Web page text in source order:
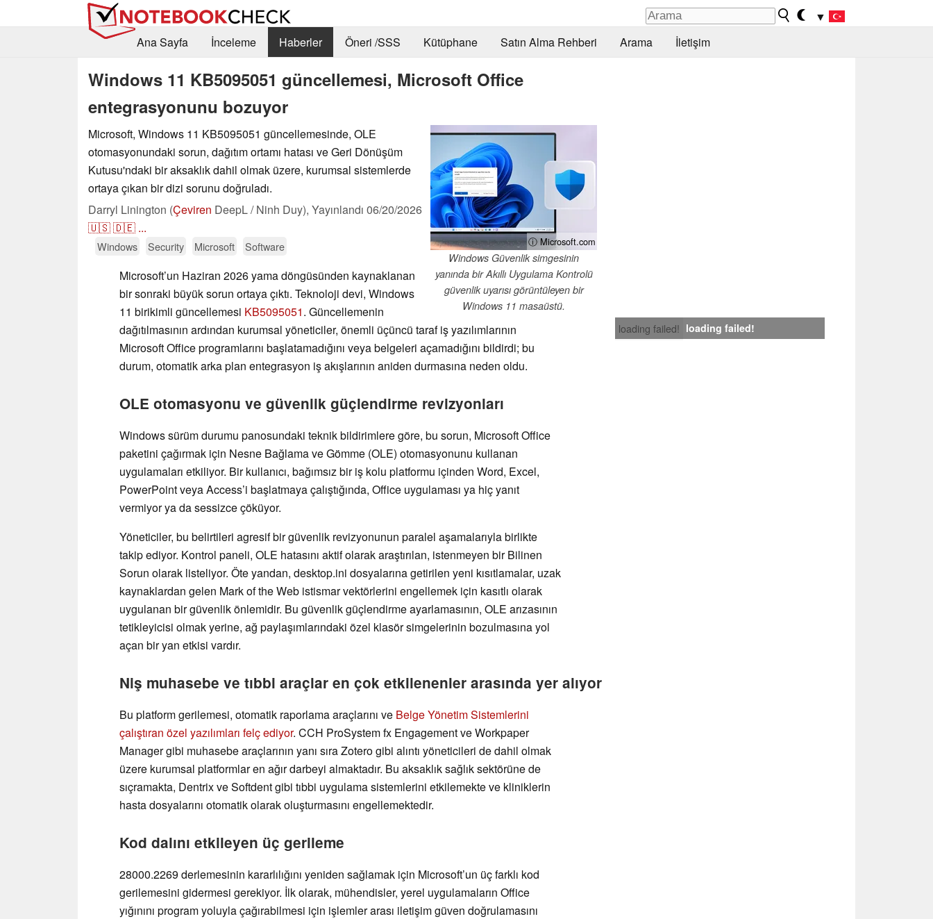
▼
Ana Sayfa
İnceleme Haberler Öneri /SSS Kütüphane Satın Alma Rehberi Arama İletişim
Windows 11 KB5095051 güncellemesi, Microsoft Office
entegrasyonunu bozuyor
ⓘ Microsoft.com
Windows Güvenlik simgesinin
yanında bir Akıllı Uygulama Kontrolü
güvenlik uyarısı görüntüleyen bir
Windows 11 masaüstü.
Microsoft, Windows 11 KB5095051 güncellemesinde, OLE
otomasyonundaki sorun, dağıtım ortamı hatası ve Geri Dönüşüm
Kutusu'ndaki bir aksaklık dahil olmak üzere, kurumsal sistemlerde
ortaya çıkan bir dizi sorunu doğruladı.
Darryl Linington (Çeviren DeepL / Ninh Duy), Yayınlandı 06/20/2026
🇺🇸🇩🇪 ...
Windows Security Microsoft Software
loading failed! loading failed!
Microsoft’un Haziran 2026 yama döngüsünden kaynaklanan
bir sonraki büyük sorun ortaya çıktı. Teknoloji devi, Windows
11 birikimli güncellemesi KB5095051. Güncellemenin
dağıtılmasının ardından kurumsal yöneticiler, önemli üçüncü taraf iş yazılımlarının
Microsoft Office programlarını başlatamadığını veya belgeleri açamadığını bildirdi; bu
durum, otomatik arka plan entegrasyon iş akışlarının aniden durmasına neden oldu.
OLE otomasyonu ve güvenlik güçlendirme revizyonları
Windows sürüm durumu panosundaki teknik bildirimlere göre, bu sorun, Microsoft Office
paketini çağırmak için Nesne Bağlama ve Gömme (OLE) otomasyonunu kullanan
uygulamaları etkiliyor. Bir kullanıcı, bağımsız bir iş kolu platformu içinden Word, Excel,
PowerPoint veya Access’i başlatmaya çalıştığında, Office uygulaması ya hiç yanıt
vermiyor ya da sessizce çöküyor.
Yöneticiler, bu belirtileri agresif bir güvenlik revizyonunun paralel aşamalarıyla birlikte
takip ediyor. Kontrol paneli, OLE hatasını aktif olarak araştırılan, istenmeyen bir Bilinen
Sorun olarak listeliyor. Öte yandan, desktop.ini dosyalarına getirilen yeni kısıtlamalar, uzak
kaynaklardan gelen Mark of the Web istismar vektörlerini engellemek için kasıtlı olarak
uygulanan bir güvenlik önlemidir. Bu güvenlik güçlendirme ayarlamasının, OLE arızasının
tetikleyicisi olmak yerine, ağ paylaşımlarındaki özel klasör simgelerinin bozulmasına yol
açan bir yan etkisi vardır.
Niş muhasebe ve tıbbi araçlar en çok etkilenenler arasında yer alıyor
Bu platform gerilemesi, otomatik raporlama araçlarını ve Belge Yönetim Sistemlerini
çalıştıran özel yazılımları felç ediyor. CCH ProSystem fx Engagement ve Workpaper
Manager gibi muhasebe araçlarının yanı sıra Zotero gibi alıntı yöneticileri de dahil olmak
üzere kurumsal platformlar en ağır darbeyi almaktadır. Bu aksaklık sağlık sektörüne de
sıçramakta, Dentrix ve Softdent gibi tıbbi uygulama sistemlerini etkilemekte ve kliniklerin
hasta dosyalarını otomatik olarak oluşturmasını engellemektedir.
Kod dalını etkileyen üç gerileme
28000.2269 derlemesinin kararlılığını yeniden sağlamak için Microsoft’un üç farklı kod
gerilemesini gidermesi gerekiyor. İlk olarak, mühendisler, yerel uygulamaların Office
yığınını program yoluyla çağırabilmesi için işlemler arası iletişim güven doğrulamasını